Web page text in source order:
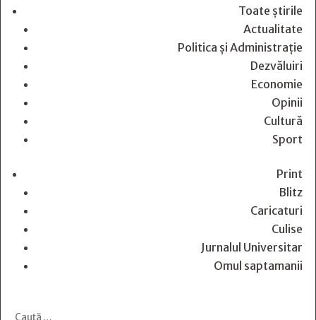
Toate știrile
Actualitate
Politica și Administrație
Dezvăluiri
Economie
Opinii
Cultură
Sport
Print
Blitz
Caricaturi
Culise
Jurnalul Universitar
Omul saptamanii